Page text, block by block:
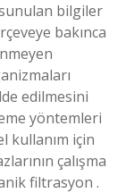
bilgiler
bakınca
edilmesini
yöntemleri
kullanım için
çalışma
filtrasyon .